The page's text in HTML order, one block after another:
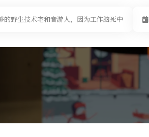
的野生技术宅和音游人，因为工作脑死中